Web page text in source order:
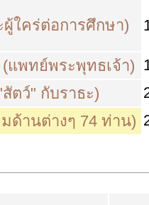
ใคร่ต่อการศึกษา)
(แพทย์พระพุทธเจ้า)
ตว์" กับราธะ)
ด้านต่างๆ 74 ท่าน)